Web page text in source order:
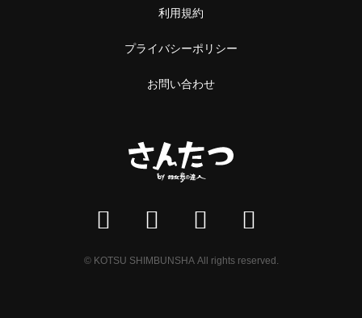
利用規約
プライバシーポリシー
お問い合わせ
© KOTSU SHIMBUNSHA All rights reserved.